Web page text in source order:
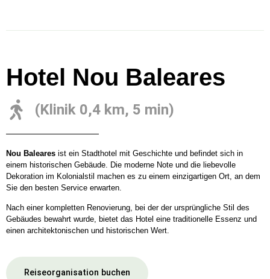
Hotel Nou Baleares
(Klinik 0,4 km, 5 min)
Nou Baleares ist ein Stadthotel mit Geschichte und befindet sich in
einem historischen Gebäude. Die moderne Note und die liebevolle
Dekoration im Kolonialstil machen es zu einem einzigartigen Ort, an dem
Sie den besten Service erwarten.
Nach einer kompletten Renovierung, bei der der ursprüngliche Stil des
Gebäudes bewahrt wurde, bietet das Hotel eine traditionelle Essenz und
einen architektonischen und historischen Wert.
Reiseorganisation buchen